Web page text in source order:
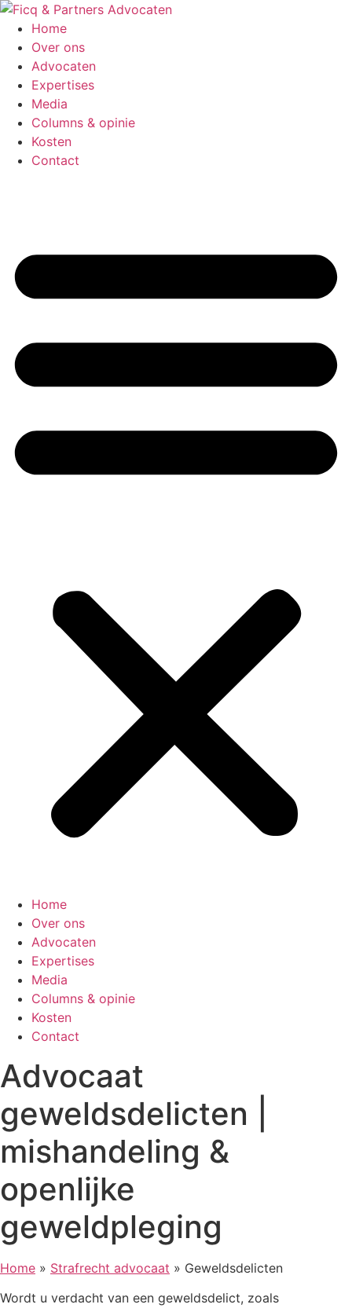
Ga
naar
inhoud
Home
Over ons
Advocaten
Expertises
Media
Columns & opinie
Kosten
Contact
Home
Over ons
Advocaten
Expertises
Media
Columns & opinie
Kosten
Contact
Advocaat
geweldsdelicten |
mishandeling &
openlijke
geweldpleging
Home » Strafrecht advocaat » Geweldsdelicten
Wordt u verdacht van een geweldsdelict, zoals